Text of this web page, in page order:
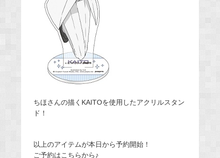
ちほさんの描くKAITOを使用したアクリルスタン
ド！
以上のアイテムが本日から予約開始！
ご予約はこちらから♪